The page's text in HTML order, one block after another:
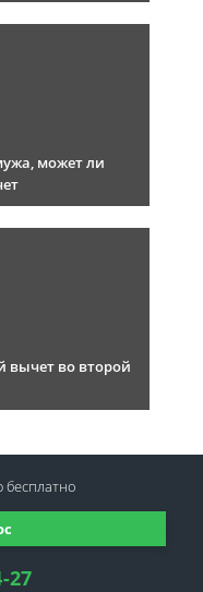
может ли
вычет во второй
27
бесплатно